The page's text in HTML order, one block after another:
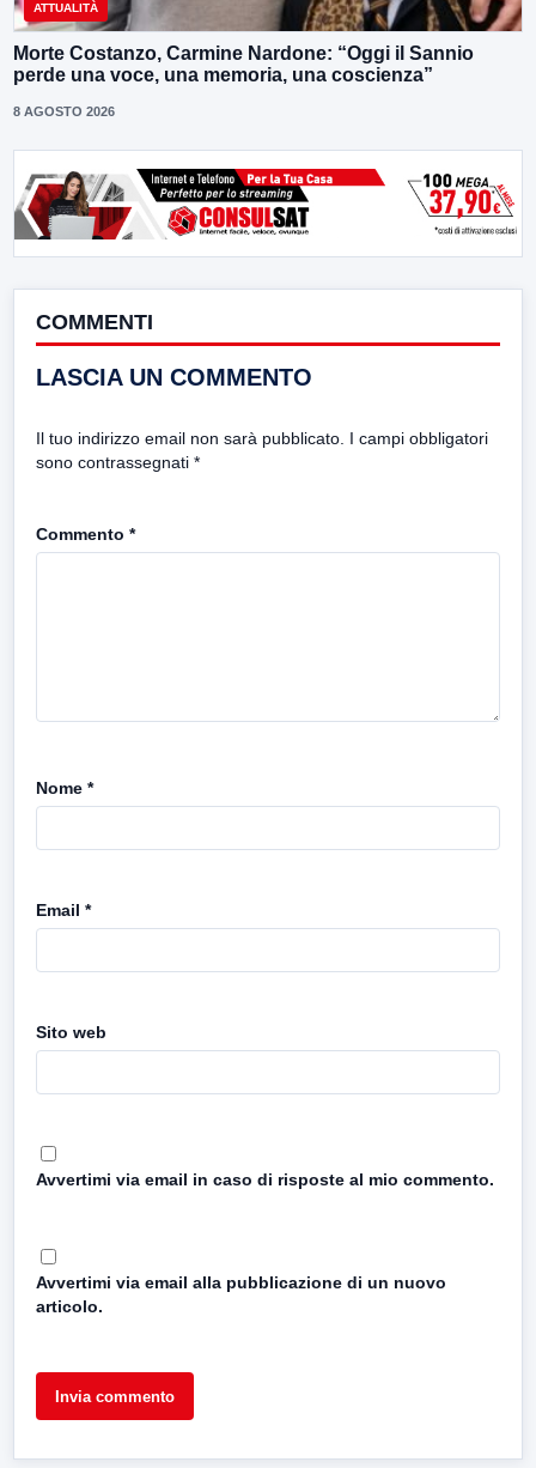
ATTUALITÀ
Morte Costanzo, Carmine Nardone: “Oggi il Sannio
perde una voce, una memoria, una coscienza”
8 AGOSTO 2026
COMMENTI
LASCIA UN COMMENTO
Il tuo indirizzo email non sarà pubblicato. I campi obbligatori
sono contrassegnati *
Commento *
Nome *
Email *
Sito web
Avvertimi via email in caso di risposte al mio commento.
Avvertimi via email alla pubblicazione di un nuovo
articolo.